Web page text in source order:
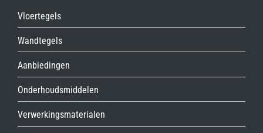
Vloertegels
Wandtegels
Aanbiedingen
Onderhoudsmiddelen
Verwerkingsmaterialen